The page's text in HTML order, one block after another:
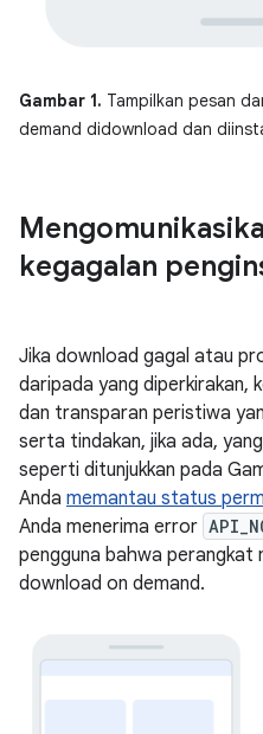
Gambar 1. Tampilkan pesan
demand didownload dan
kegagalan
Jika download gagal atau
daripada yang diperkirakan,
dan transparan peristiwa
serta tindakan, jika ada,
seperti ditunjukkan pada
Anda memantau status
Anda menerima error
pengguna bahwa perangkat
download on demand.